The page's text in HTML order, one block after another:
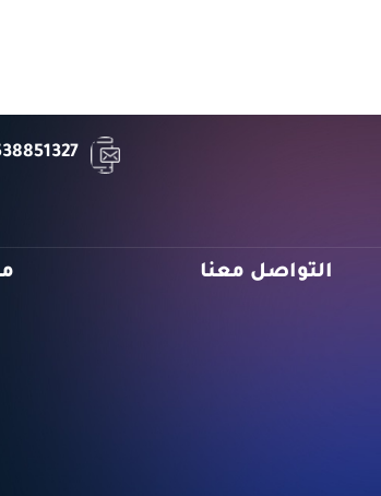
التواصل معنا